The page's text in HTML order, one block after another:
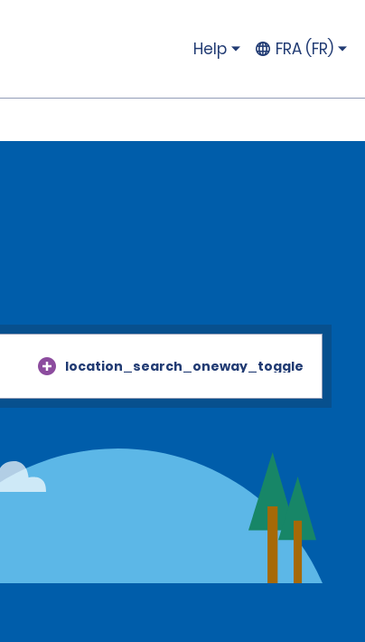
Help FRA (FR)
location_search_oneway_toggle